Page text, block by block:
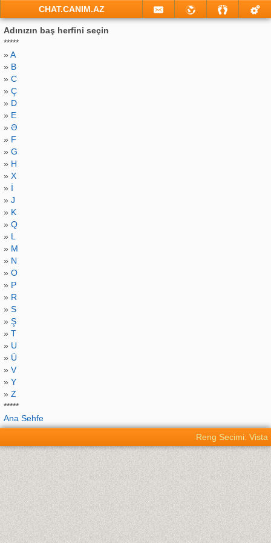
CHAT.CANIM.AZ
Adınızın baş herfini seçin
*****
»A
» B
» C
» Ç
» D
» E
» Ə
» F
» G
» H
» X
» İ
» J
» K
» Q
» L
» M
» N
» O
» P
» R
» S
» Ş
» T
» U
» Ü
» V
» Y
» Z
*****
Ana Sehfe
Reng Secimi: Vista